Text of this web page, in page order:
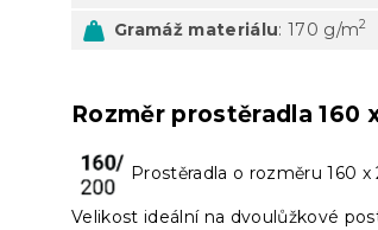
Gramáž materiálu: 170 g/m2
Rozměr prostěradla 160
Prostěradla o rozměru 160
Velikost ideální na dvoulůžkové